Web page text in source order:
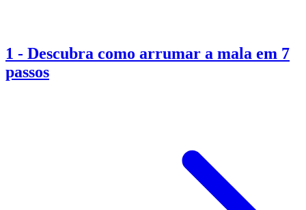
1 - Descubra como arrumar a mala em 7
passos